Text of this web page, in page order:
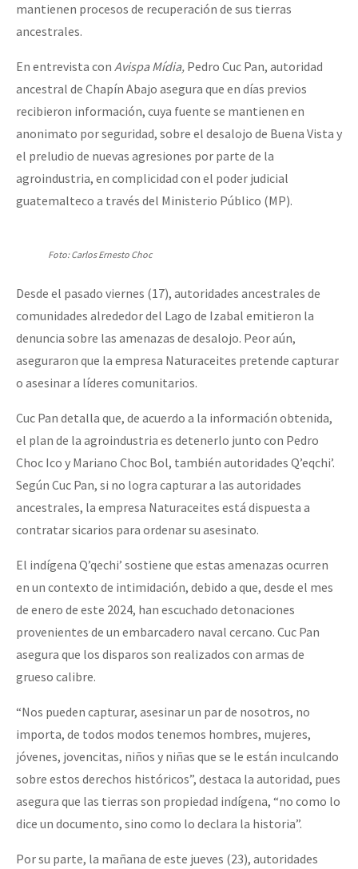
mantienen procesos de recuperación de sus tierras
ancestrales.
En entrevista con Avispa Mídia, Pedro Cuc Pan, autoridad
ancestral de Chapín Abajo asegura que en días previos
recibieron información, cuya fuente se mantienen en
anonimato por seguridad, sobre el desalojo de Buena Vista y
el preludio de nuevas agresiones por parte de la
agroindustria, en complicidad con el poder judicial
guatemalteco a través del Ministerio Público (MP).
Foto: Carlos Ernesto Choc
Desde el pasado viernes (17), autoridades ancestrales de
comunidades alrededor del Lago de Izabal emitieron la
denuncia sobre las amenazas de desalojo. Peor aún,
aseguraron que la empresa Naturaceites pretende capturar
o asesinar a líderes comunitarios.
Cuc Pan detalla que, de acuerdo a la información obtenida,
el plan de la agroindustria es detenerlo junto con Pedro
Choc Ico y Mariano Choc Bol, también autoridades Q’eqchi’.
Según Cuc Pan, si no logra capturar a las autoridades
ancestrales, la empresa Naturaceites está dispuesta a
contratar sicarios para ordenar su asesinato.
El indígena Q’qechi’ sostiene que estas amenazas ocurren
en un contexto de intimidación, debido a que, desde el mes
de enero de este 2024, han escuchado detonaciones
provenientes de un embarcadero naval cercano. Cuc Pan
asegura que los disparos son realizados con armas de
grueso calibre.
“Nos pueden capturar, asesinar un par de nosotros, no
importa, de todos modos tenemos hombres, mujeres,
jóvenes, jovencitas, niños y niñas que se le están inculcando
sobre estos derechos históricos”, destaca la autoridad, pues
asegura que las tierras son propiedad indígena, “no como lo
dice un documento, sino como lo declara la historia”.
Por su parte, la mañana de este jueves (23), autoridades